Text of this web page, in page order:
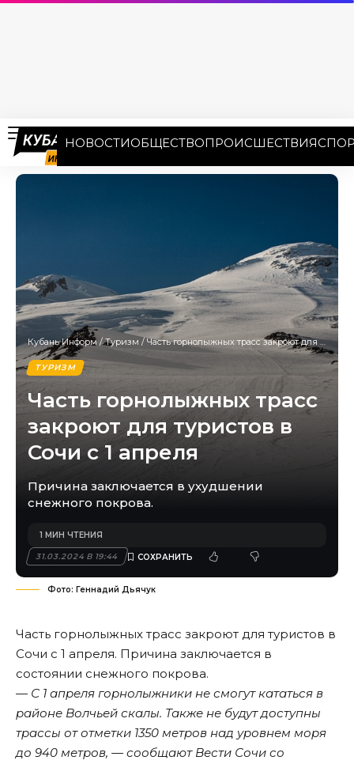
НОВОСТИОБЩЕСТВОПРОИСШЕСТВИЯ
Кубань Информ /Туризм / Часть горнолыжных трасс закроют для туристов в Сочи с 1 апреля
ТУРИЗМ
Часть горнолыжных трасс
закроют для туристов в
Сочи с 1 апреля
Причина заключается в ухудшении
снежного покрова.
31.03.2024 В 19:44
1 МИН ЧТЕНИЯ
Фото: Геннадий Дьячук
Часть горнолыжных трасс закроют для туристов в
Сочи с 1 апреля. Причина заключается в
состоянии снежного покрова.
— С 1 апреля горнолыжники не смогут кататься в
районе Волчьей скалы. Также не будут доступны
трассы от отметки 1350 метров над уровнем моря
до 940 метров, — сообщают Вести Сочи со